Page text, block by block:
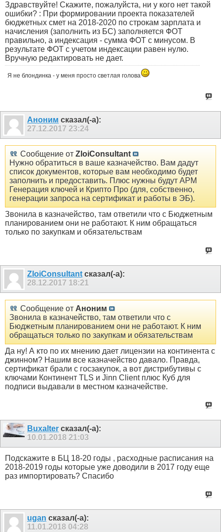
Здравствуйте! Скажите, пожалуйста, ни у кого нет такой
ошибки? : При формировании проекта показателей
бюджетных смет на 2018-2020 по строкам зарплата и
начисления (заполнить из БС) заполняется ФОТ
правильно, а индексация - сумма ФОТ с минусом. В
результате ФОТ с учетом индексации равен нулю.
Вручную редактировать не дает.
Я не блондинка - у меня просто светлая голова
Аноним сказал(-а):
27.12.2017 23:24
Сообщение от ZloiConsultant
Нужно обратиться в ваше казначейство. Вам дадут
список документов, которые вам необходимо будет
заполнить и предоставить. Плюс нужны будут АРМ
Генерация ключей и Крипто Про (для, собственно,
генерации запроса на сертификат и работы в ЭБ).
Звонила в казначейство, там ответили что с Бюджетным
планированием они не работают. К ним обращаться
только по закупкам и обязательствам
ZloiConsultant сказал(-а):
28.12.2017 18:21
Сообщение от Аноним
Звонила в казначейство, там ответили что с
Бюджетным планированием они не работают. К ним
обращаться только по закупкам и обязательствам
Да ну! А кто по их мнению дает лицензии на континента с
джинном? Нашим все казначейство давало. Правда,
сертификат брали с госзакупок, а вот дистрибутивы с
ключами Континент TLS и Jinn Client плюс Куб для
подписи выдавали в местном казначействе.
Buxalter сказал(-а):
10.01.2018 21:03
Подскажите в БЦ 18-20 годы , расходные расписания на
2018-2019 годы которые уже доводили в 2017 году еще
раз импортировать? Спасибо
ugan сказал(-а):
11.01.2018 04:28